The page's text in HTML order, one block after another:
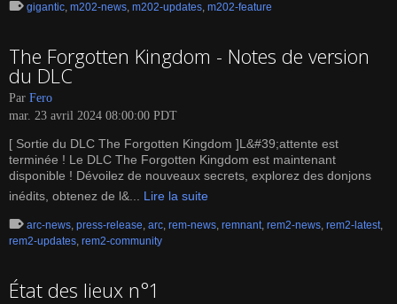
gigantic, m202-news, m202-updates, m202-feature
The Forgotten Kingdom - Notes de version
du DLC
Par Fero
mar. 23 avril 2024 08:00:00 PDT
[ Sortie du DLC The Forgotten Kingdom ]L&#39;attente est
terminée ! Le DLC The Forgotten Kingdom est maintenant
disponible ! Dévoilez de nouveaux secrets, explorez des donjons
inédits, obtenez de l&... Lire la suite
arc-news, press-release, arc, rem-news, remnant, rem2-news, rem2-latest,
rem2-updates, rem2-community
État des lieux n°1